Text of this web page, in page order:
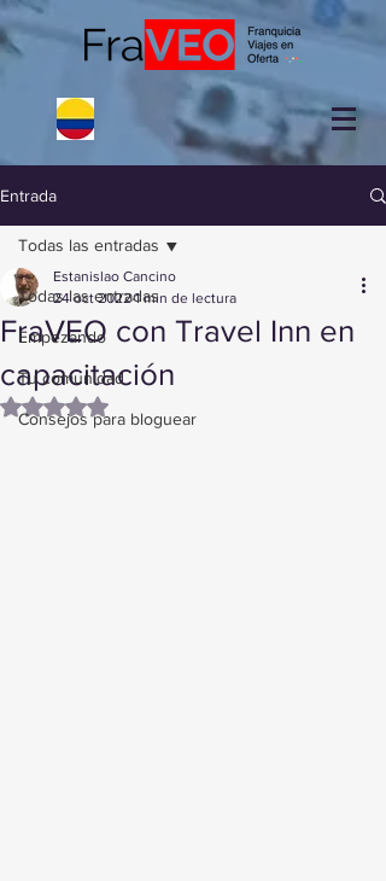
Entrada
Todas las entradas
Empezando
Tu comunidad
Consejos para bloguear
Todas las entradas
FraVEO con Travel Inn en
capacitación
Estanislao Cancino
24 oct 2022 1 min de lectura
Obtuvo NaN de 5 estrellas.